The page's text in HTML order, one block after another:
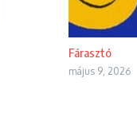
Fárasztó
május 9, 2026